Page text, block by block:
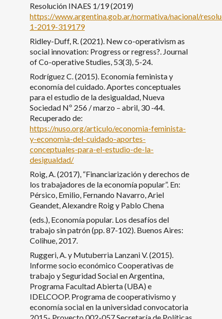
Resolución INAES 1/19 (2019)
https://www.argentina.gob.ar/normativa/nacional/
1-2019-319179
Ridley-Duff, R. (2021). New co-operativism as
social innovation: Progress or regress?. Journal
of Co-operative Studies, 53(3), 5-24.
Rodríguez C. (2015). Economía feminista y
economía del cuidado. Aportes conceptuales
para el estudio de la desigualdad, Nueva
Sociedad Nº 256 / marzo – abril, 30 -44.
Recuperado de:
https://nuso.org/articulo/economia-feminista-
y-economia-del-cuidado-aportes-
conceptuales-para-el-estudio-de-la-
desigualdad/
Roig, A. (2017), “Financiarización y derechos de
los trabajadores de la economía popular”. En:
Pérsico, Emilio, Fernando Navarro, Ariel
Geandet, Alexandre Roig y Pablo Chena
(eds.), Economía popular. Los desafíos del
trabajo sin patrón (pp. 87-102). Buenos Aires:
Colihue, 2017.
Ruggeri, A. y Mutuberria Lanzani V. (2015).
Informe socio económico Cooperativas de
trabajo y Seguridad Social en Argentina,
Programa Facultad Abierta (UBA) e
IDELCOOP. Programa de cooperativismo y
economía social en la universidad convocatoria